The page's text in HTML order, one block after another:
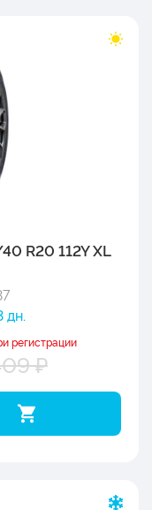
R20 112Y XL
дн.
регистрации
₽